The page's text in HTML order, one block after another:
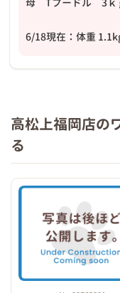
6/18現在：体重
高松上福岡店の
る